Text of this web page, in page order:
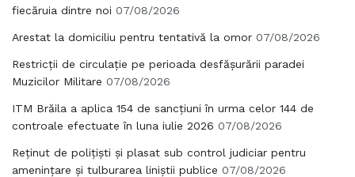
fiecăruia dintre noi 07/08/2026
Arestat la domiciliu pentru tentativă la omor 07/08/2026
Restricții de circulație pe perioada desfășurării paradei
Muzicilor Militare 07/08/2026
ITM Brăila a aplica 154 de sancțiuni în urma celor 144 de
controale efectuate în luna iulie 2026 07/08/2026
Reținut de polițiști și plasat sub control judiciar pentru
amenințare și tulburarea liniștii publice 07/08/2026